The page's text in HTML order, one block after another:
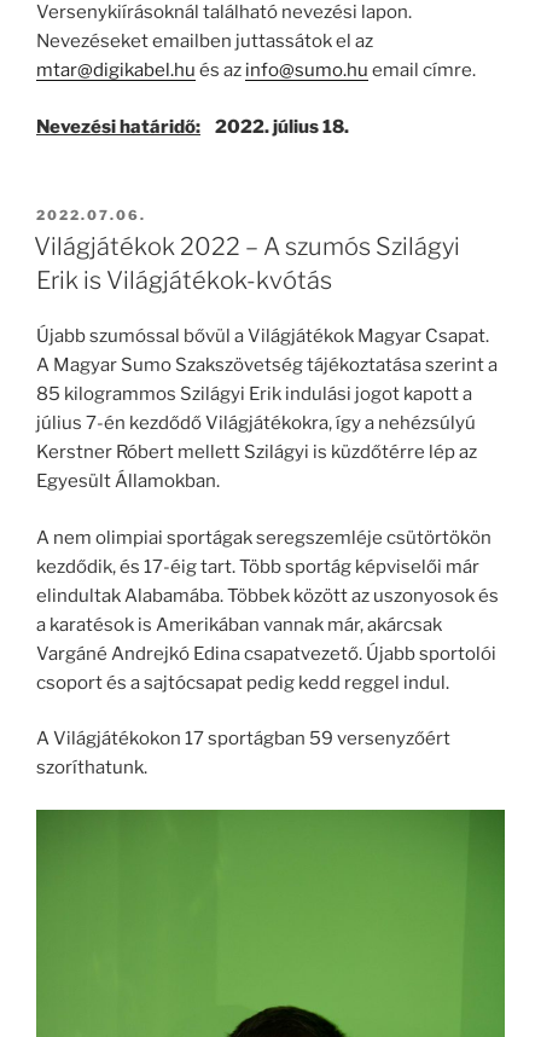
Versenykiírásoknál található nevezési lapon.
Nevezéseket emailben juttassátok el az
mtar@digikabel.hu és az info@sumo.hu email címre.
Nevezési határidő: 2022. július 18.
BEKÜLDVE:
2022.07.06.
Világjátékok 2022 – A szumós Szilágyi
Erik is Világjátékok-kvótás
Újabb szumóssal bővül a Világjátékok Magyar Csapat.
A Magyar Sumo Szakszövetség tájékoztatása szerint a
85 kilogrammos Szilágyi Erik indulási jogot kapott a
július 7-én kezdődő Világjátékokra, így a nehézsúlyú
Kerstner Róbert mellett Szilágyi is küzdőtérre lép az
Egyesült Államokban.
A nem olimpiai sportágak seregszemléje csütörtökön
kezdődik, és 17-éig tart. Több sportág képviselői már
elindultak Alabamába. Többek között az uszonyosok és
a karatésok is Amerikában vannak már, akárcsak
Vargáné Andrejkó Edina csapatvezető. Újabb sportolói
csoport és a sajtócsapat pedig kedd reggel indul.
A Világjátékokon 17 sportágban 59 versenyzőért
szoríthatunk.